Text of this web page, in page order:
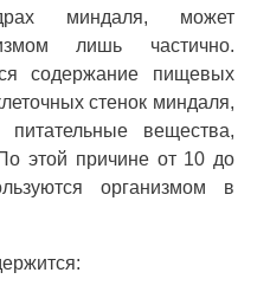
миндаля, может
лишь частично.
содержание пищевых
стенок миндаля,
питательные вещества,
этой причине от 10 до
организмом в